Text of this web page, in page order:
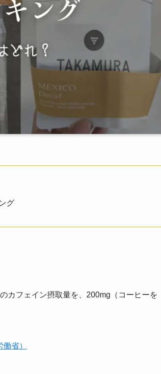
グ
カフェイン摂取量を、200mg（コーヒーを
省）